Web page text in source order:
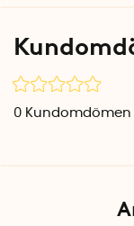
plast gör den
Specifikationer
Volym: 4 liter
0 Kundomdömen